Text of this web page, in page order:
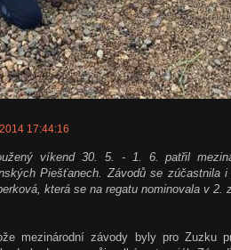
17:44:16
víkend 30. 5. - 1. 6. patřil
Piešťanech. Závodů se zúčastnila
která se na regatu nominovala v 2.
mezinárodní závody byly pro Zuzku